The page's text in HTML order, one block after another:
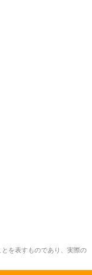
を表すものであり、実際の